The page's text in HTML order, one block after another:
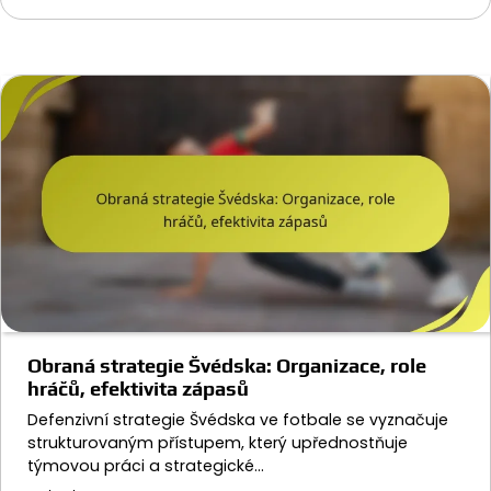
Obraná strategie Švédska: Organizace, role
hráčů, efektivita zápasů
Defenzivní strategie Švédska ve fotbale se vyznačuje
strukturovaným přístupem, který upřednostňuje
týmovou práci a strategické…